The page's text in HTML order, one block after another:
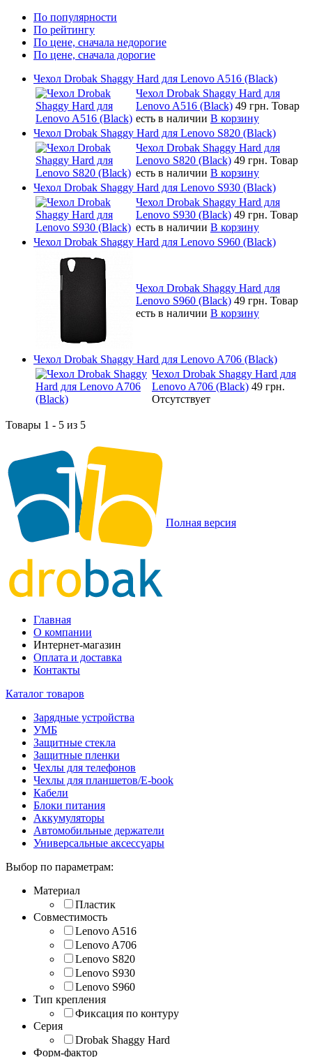
По популярности
По рейтингу
По цене, сначала недорогие
По цене, сначала дорогие
Чехол Drobak Shaggy Hard для Lenovo A516 (Black)
Чехол Drobak Shaggy Hard для
Lenovo A516 (Black) 49 грн. Товар
есть в наличии В корзину
Чехол Drobak Shaggy Hard для Lenovo S820 (Black)
Чехол Drobak Shaggy Hard для
Lenovo S820 (Black) 49 грн. Товар
есть в наличии В корзину
Чехол Drobak Shaggy Hard для Lenovo S930 (Black)
Чехол Drobak Shaggy Hard для
Lenovo S930 (Black) 49 грн. Товар
есть в наличии В корзину
Чехол Drobak Shaggy Hard для Lenovo S960 (Black)
Чехол Drobak Shaggy Hard для
Lenovo S960 (Black) 49 грн. Товар
есть в наличии В корзину
Чехол Drobak Shaggy Hard для Lenovo A706 (Black)
Чехол Drobak Shaggy Hard для
Lenovo A706 (Black) 49 грн.
Отсутствует
Товары 1 - 5 из 5
Полная версия
Главная
О компании
Интернет-магазин
Оплата и доставка
Контакты
Каталог товаров
Зарядные устройства
УМБ
Защитные стекла
Защитные пленки
Чехлы для телефонов
Чехлы для планшетов/E-book
Кабели
Блоки питания
Аккумуляторы
Автомобильные держатели
Универсальные аксессуары
Выбор по параметрам:
Материал
Пластик
Совместимость
Lenovo A516
Lenovo A706
Lenovo S820
Lenovo S930
Lenovo S960
Тип крепления
Фиксация по контуру
Серия
Drobak Shaggy Hard
Форм-фактор